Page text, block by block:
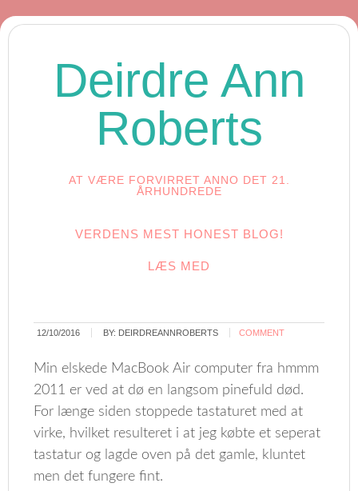
Deirdre Ann
Roberts
AT VÆRE FORVIRRET ANNO DET 21.
ÅRHUNDREDE
VERDENS MEST HONEST BLOG!
LÆS MED
12/10/2016 BY: DEIRDREANNROBERTS COMMENT
Min elskede MacBook Air computer fra hmmm
2011 er ved at dø en langsom pinefuld død.
For længe siden stoppede tastaturet med at
virke, hvilket resulteret i at jeg købte et seperat
tastatur og lagde oven på det gamle, kluntet
men det fungere fint.